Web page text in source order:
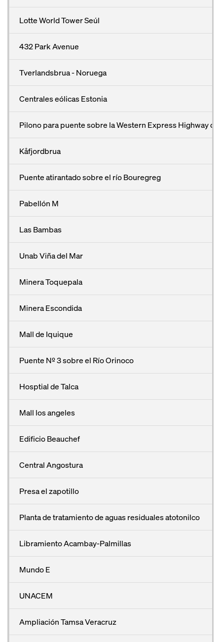
Lotte World Tower Seúl
432 Park Avenue
Tverlandsbrua - Noruega
Centrales eólicas Estonia
Pilono para puente sobre la Western Express Highway
Kåfjordbrua
Puente atirantado sobre el río Bouregreg
Pabellón M
Las Bambas
Unab Viña del Mar
Minera Toquepala
Minera Escondida
Mall de Iquique
Puente Nº 3 sobre el Río Orinoco
Hosptial de Talca
Mall los angeles
Edificio Beauchef
Central Angostura
Presa el zapotillo
Planta de tratamiento de aguas residuales atotonilco
Libramiento Acambay-Palmillas
Mundo E
UNACEM
Ampliación Tamsa Veracruz